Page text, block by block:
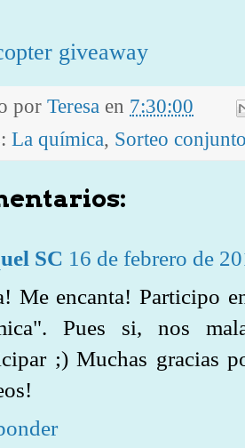
giveaway
por Teresa en 7:30:00
La química, Sorteo
SC 16 de febrero de
Me encanta! Participo
Pues si, nos
;) Muchas gracias